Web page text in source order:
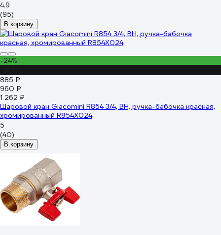
4.9
(95)
В корзину
-24%
885 ₽
960 ₽
1 262 ₽
Шаровой кран Giacomini R854 3/4, ВН, ручка-бабочка красная,
хромированный R854X024
5
(40)
В корзину